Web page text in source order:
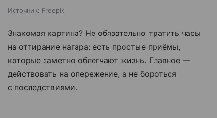
Источник: Freepik
Знакомая картина? Не обязательно тратить часы
на оттирание нагара: есть простые приёмы,
которые заметно облегчают жизнь. Главное —
действовать на опережение, а не бороться
с последствиями.